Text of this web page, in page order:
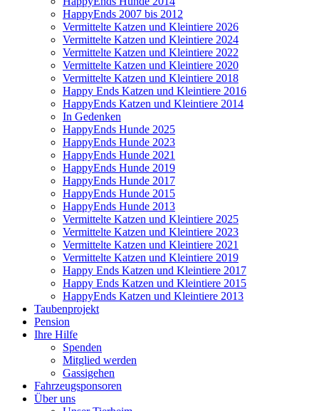
HappyEnds 2007 bis 2012
Vermittelte Katzen und Kleintiere 2026
Vermittelte Katzen und Kleintiere 2024
Vermittelte Katzen und Kleintiere 2022
Vermittelte Katzen und Kleintiere 2020
Vermittelte Katzen und Kleintiere 2018
Happy Ends Katzen und Kleintiere 2016
HappyEnds Katzen und Kleintiere 2014
In Gedenken
HappyEnds Hunde 2025
HappyEnds Hunde 2023
HappyEnds Hunde 2021
HappyEnds Hunde 2019
HappyEnds Hunde 2017
HappyEnds Hunde 2015
HappyEnds Hunde 2013
Vermittelte Katzen und Kleintiere 2025
Vermittelte Katzen und Kleintiere 2023
Vermittelte Katzen und Kleintiere 2021
Vermittelte Katzen und Kleintiere 2019
Happy Ends Katzen und Kleintiere 2017
Happy Ends Katzen und Kleintiere 2015
HappyEnds Katzen und Kleintiere 2013
Taubenprojekt
Pension
Ihre Hilfe
Spenden
Mitglied werden
Gassigehen
Fahrzeugsponsoren
Über uns